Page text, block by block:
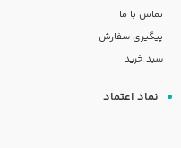
تماس با ما
پیگیری سفارش
سبد خرید
نماد اعتماد